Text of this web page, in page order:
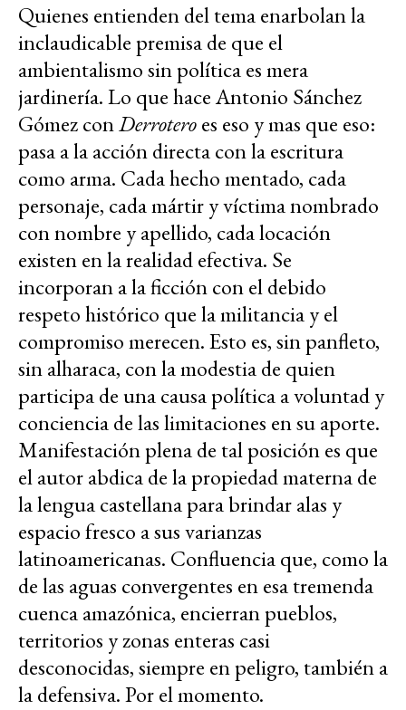
Quienes entienden del tema enarbolan la
inclaudicable premisa de que el
ambientalismo sin política es mera
jardinería. Lo que hace Antonio Sánchez
Gómez conDerroteroes eso y mas que eso:
pasa a la acción directa con la escritura
como arma. Cada hecho mentado, cada
personaje, cada mártir y víctima nombrado
con nombre y apellido, cada locación
existen en la realidad efectiva. Se
incorporan a la ficción con el debido
respeto histórico que la militancia y el
compromiso merecen. Esto es, sin panfleto,
sin alharaca, con la modestia de quien
participa de una causa política a voluntad y
conciencia de las limitaciones en su aporte.
Manifestación plena de tal posición es que
el autor abdica de la propiedad materna de
la lengua castellana para brindar alas y
espacio fresco a sus varianzas
latinoamericanas. Confluencia que, como la
de las aguas convergentes en esa tremenda
cuenca amazónica, encierran pueblos,
territorios y zonas enteras casi
desconocidas, siempre en peligro, también a
la defensiva. Por el momento.